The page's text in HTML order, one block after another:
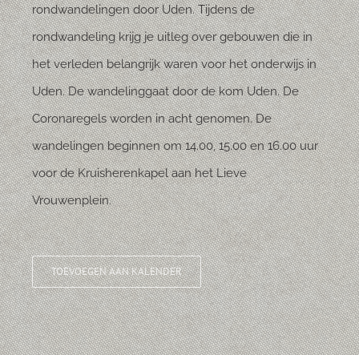
rondwandelingen door Uden. Tijdens de
rondwandeling krijg je uitleg over gebouwen die in
het verleden belangrijk waren voor het onderwijs in
Uden. De wandelinggaat door de kom Uden. De
Coronaregels worden in acht genomen. De
wandelingen beginnen om 14.00, 15.00 en 16.00 uur
voor de Kruisherenkapel aan het Lieve
Vrouwenplein.
TOEVOEGEN AAN KALENDER